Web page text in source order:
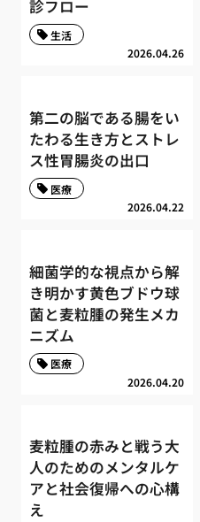
診フロー
2026.04.26
生活
第二の脳である腸をい
たわる生き方とストレ
ス性胃腸炎の出口
2026.04.22
医療
細菌学的な視点から解
き明かす黄色ブドウ球
菌と麦粒腫の発生メカ
ニズム
2026.04.20
医療
麦粒腫の赤みと戦う大
人のためのメンタルケ
アと社会復帰への心構
え